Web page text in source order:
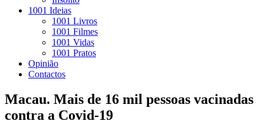
1001 Ideias
1001 Livros
1001 Filmes
1001 Vidas
1001 Pratos
Opinião
Contactos
Macau. Mais de 16 mil pessoas vacinadas
contra a Covid-19